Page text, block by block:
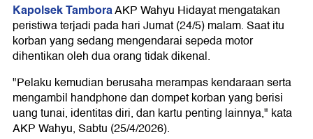
Kapolsek TamboraAKP Wahyu Hidayat mengatakan
peristiwa terjadi pada hari Jumat (24/5) malam. Saat itu
korban yang sedang mengendarai sepeda motor
dihentikan oleh dua orang tidak dikenal.
"Pelaku kemudian berusaha merampas kendaraan serta
mengambil handphone dan dompet korban yang berisi
uang tunai, identitas diri, dan kartu penting lainnya," kata
AKP Wahyu, Sabtu (25/4/2026).